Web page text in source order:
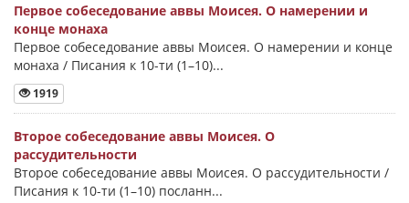
Первое собеседование аввы Моисея. О намерении и
конце монаха
Первое собеседование аввы Моисея. О намерении и конце
монаха / Писания к 10-ти (1–10)...
1919
Второе собеседование аввы Моисея. О
рассудительности
Второе собеседование аввы Моисея. О рассудительности /
Писания к 10-ти (1–10) посланн...